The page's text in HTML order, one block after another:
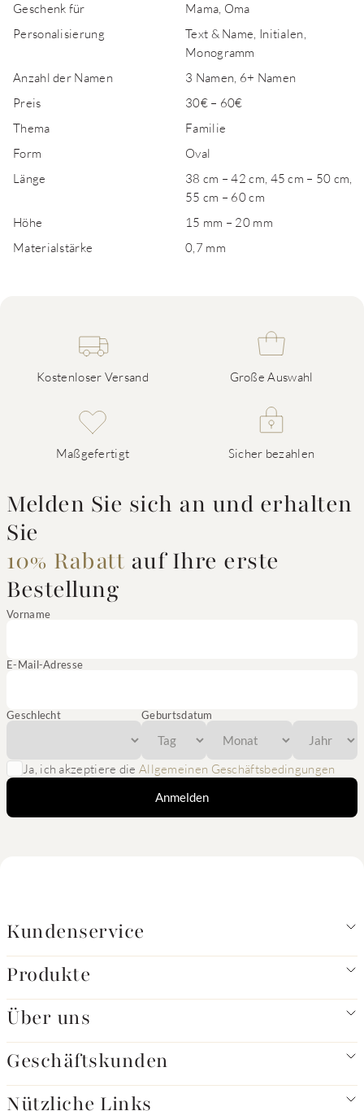
Geschenk für
Mama, Oma
Personalisierung
Text & Name, Initialen,
Monogramm
Anzahl der Namen
3 Namen, 6+ Namen
Preis
30€ – 60€
Thema
Familie
Form
Oval
Länge
38 cm – 42 cm, 45 cm – 50 cm,
55 cm – 60 cm
Höhe
15 mm – 20 mm
Materialstärke
0,7 mm
Kostenloser Versand Große Auswahl
Maßgefertigt Sicher bezahlen
Melden Sie sich an und erhalten
Sie
10% Rabatt auf Ihre erste
Bestellung
Vorname
E-Mail-Adresse
Geschlecht Geburtsdatum
Ja, ich akzeptiere die Allgemeinen Geschäftsbedingungen
Anmelden
Kundenservice
Produkte
Über uns
Geschäftskunden
Nützliche Links